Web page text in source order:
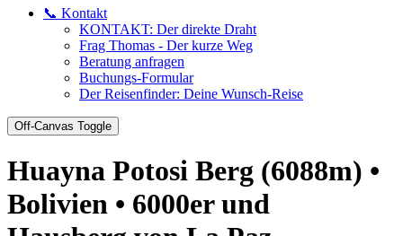
📞 Kontakt
KONTAKT: Der direkte Draht
Frag Thomas - Der kurze Weg
Beratung anfragen
Buchungs-Formular
Der Reisenfinder: Deine Wunsch-Reise
Off-Canvas Toggle
Huayna Potosi Berg (6088m) •
Bolivien • 6000er und